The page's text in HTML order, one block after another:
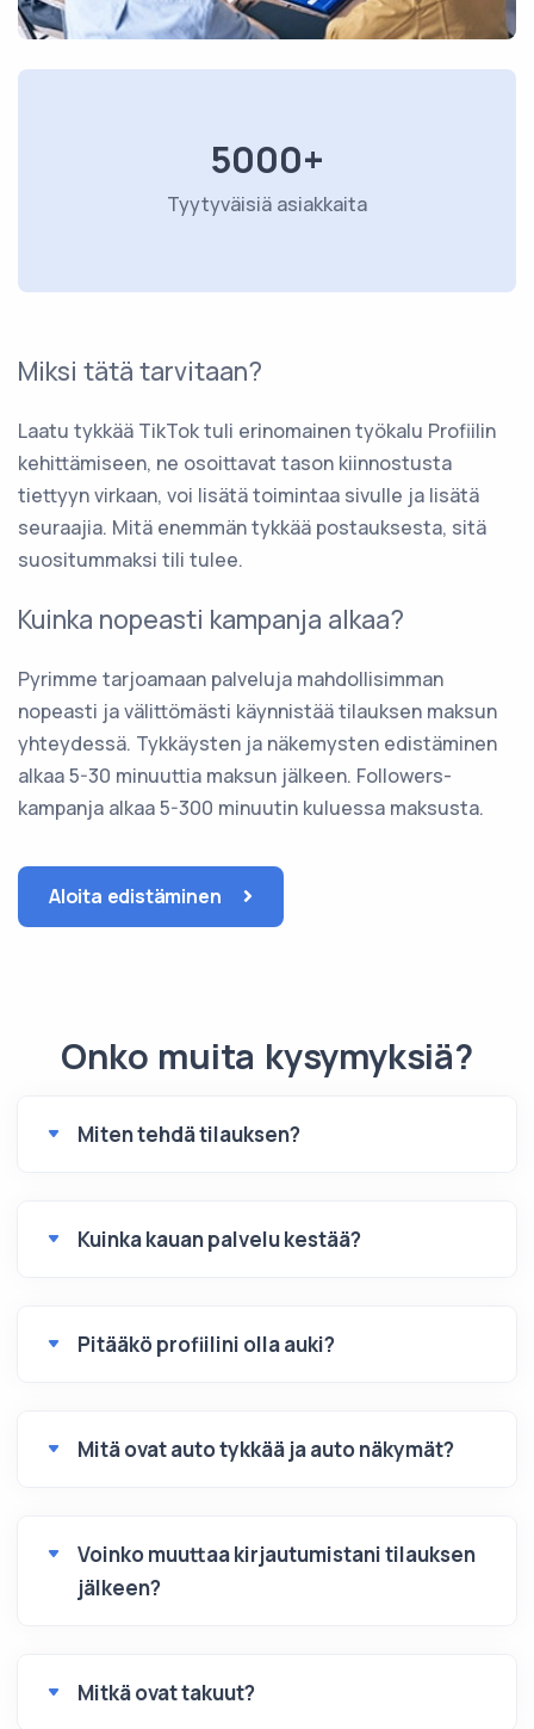
5000+
Tyytyväisiä asiakkaita
Miksi tätä tarvitaan?
Laatu tykkää TikTok tuli erinomainen työkalu Profiilin
kehittämiseen, ne osoittavat tason kiinnostusta
tiettyyn virkaan, voi lisätä toimintaa sivulle ja lisätä
seuraajia. Mitä enemmän tykkää postauksesta, sitä
suositummaksi tili tulee.
Kuinka nopeasti kampanja alkaa?
Pyrimme tarjoamaan palveluja mahdollisimman
nopeasti ja välittömästi käynnistää tilauksen maksun
yhteydessä. Tykkäysten ja näkemysten edistäminen
alkaa 5-30 minuuttia maksun jälkeen. Followers-
kampanja alkaa 5-300 minuutin kuluessa maksusta.
Aloita edistäminen
Onko muita kysymyksiä?
Miten tehdä tilauksen?
Kuinka kauan palvelu kestää?
Pitääkö profiilini olla auki?
Mitä ovat auto tykkää ja auto näkymät?
Voinko muuttaa kirjautumistani tilauksen
jälkeen?
Mitkä ovat takuut?